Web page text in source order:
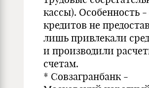
кассы). Особенность
кредитов не
лишь привлекали
и производили
счетам.
* Совзагранбанк -